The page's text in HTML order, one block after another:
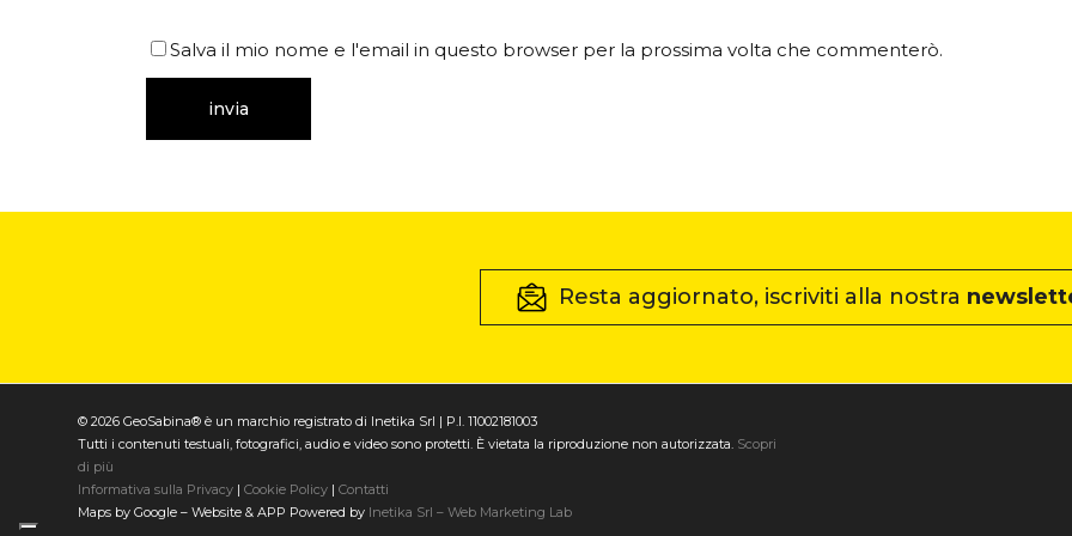
Salva il mio nome e l'email in questo browser per la prossima volta che commenterò.
Resta aggiornato, iscriviti alla nostra
© 2026 GeoSabina® è un marchio registrato di Inetika Srl | P.I. 11002181003
Tutti i contenuti testuali, fotografici, audio e video sono protetti. È vietata la riproduzione non autorizzata. Scopri
di più
Informativa sulla Privacy | Cookie Policy | Contatti
Maps by Google – Website & APP Powered by Inetika Srl – Web Marketing Lab